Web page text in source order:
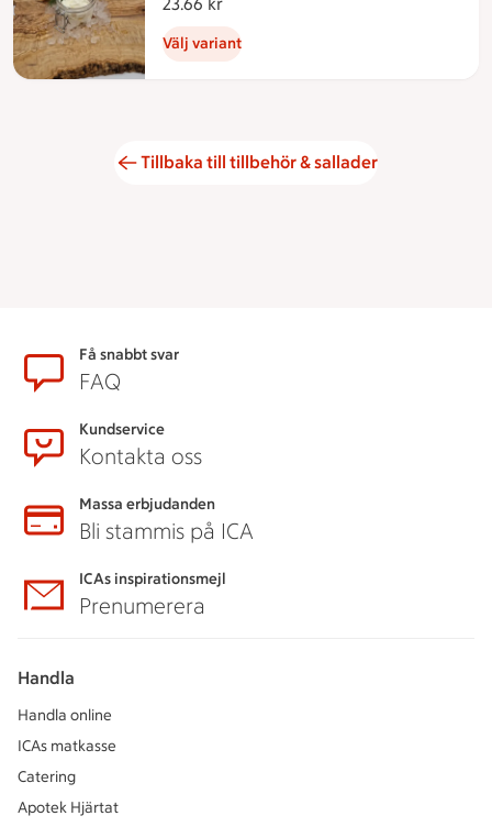
Välj variant
Tillbaka till tillbehör & sallader
SidfotFå snabbt svar
FAQ
Kundservice
Kontakta oss
Massa erbjudanden
Bli stammis på ICA
ICAs inspirationsmejl
Prenumerera
Handla
Handla online
ICAs matkasse
Catering
Apotek Hjärtat